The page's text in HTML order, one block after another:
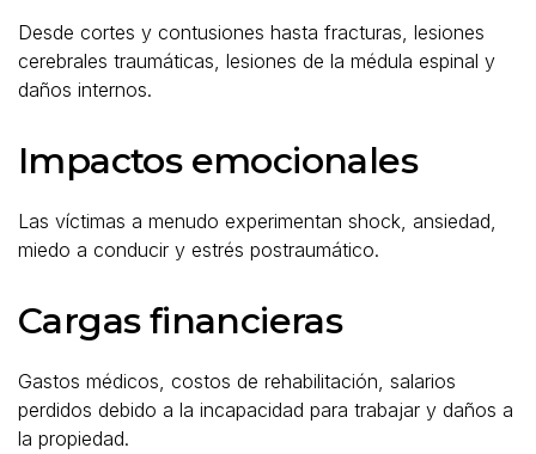
Desde cortes y contusiones hasta fracturas, lesiones
cerebrales traumáticas, lesiones de la médula espinal y
daños internos.
Impactos emocionales
Las víctimas a menudo experimentan shock, ansiedad,
miedo a conducir y estrés postraumático.
Cargas financieras
Gastos médicos, costos de rehabilitación, salarios
perdidos debido a la incapacidad para trabajar y daños a
la propiedad.